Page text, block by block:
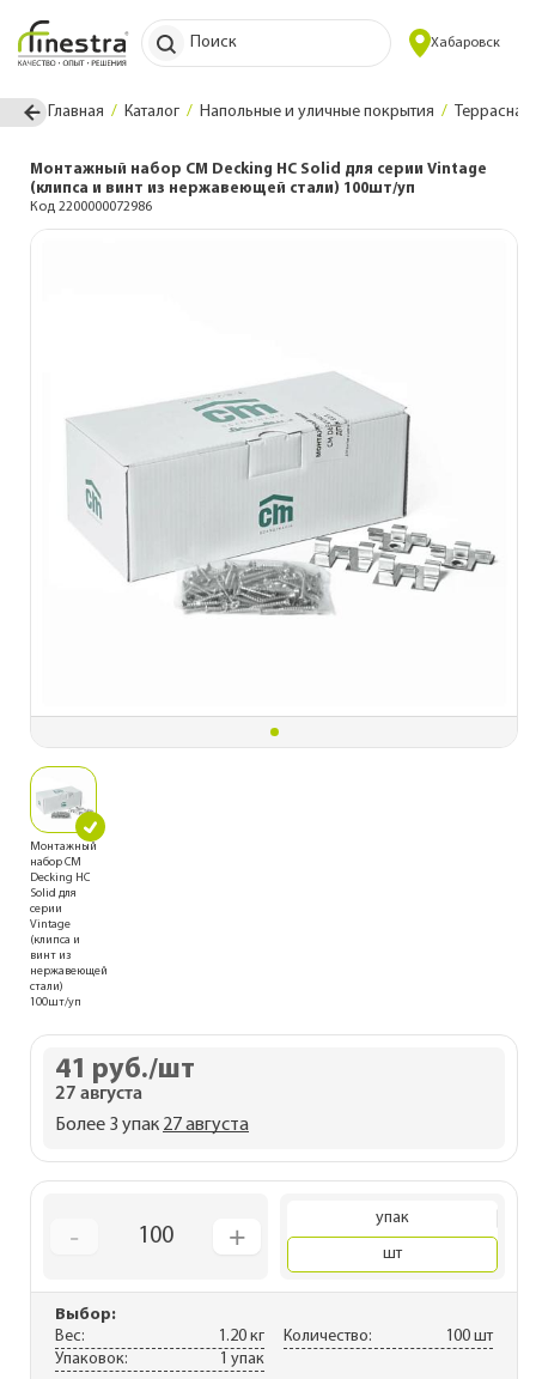
Поиск Хабаровск
Главная Каталог Напольные и уличные покрытия
Монтажный набор CM Decking HC Solid для серии Vintage
(клипса и винт из нержавеющей стали) 100шт/уп
Код 2200000072986
Монтажный
набор CM
Decking HC
Solid для
серии
Vintage
(клипса и
винт из
нержавеющей
стали)
100шт/уп
41 руб./шт
27 августа
Более 3 упак 27 августа
- 100 +
упак
шт
Выбор:
Вес:
1.20 кг Количество:
100 шт
Упаковок:
1 упак